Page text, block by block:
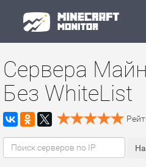
Сервера
Без WhiteList